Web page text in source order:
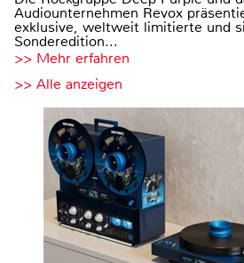
Audiounternehmen Revox
exklusive, weltweit limitierte und
Sonderedition...
>> Mehr erfahren
>> Alle anzeigen